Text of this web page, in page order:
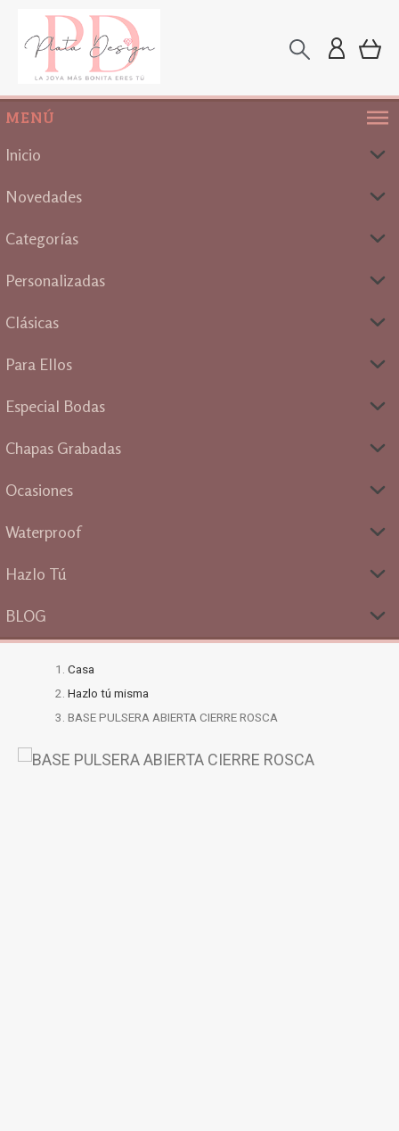
MENÚ
Inicio
Novedades
Categorías
Personalizadas
Clásicas
Para Ellos
Especial Bodas
Chapas Grabadas
Ocasiones
Waterproof
Hazlo Tú
BLOG
Casa
Hazlo tú misma
BASE PULSERA ABIERTA CIERRE ROSCA